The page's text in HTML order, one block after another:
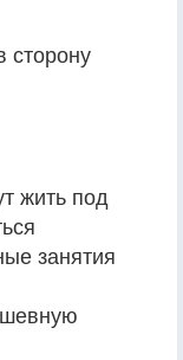
сторону
жить под
занятия